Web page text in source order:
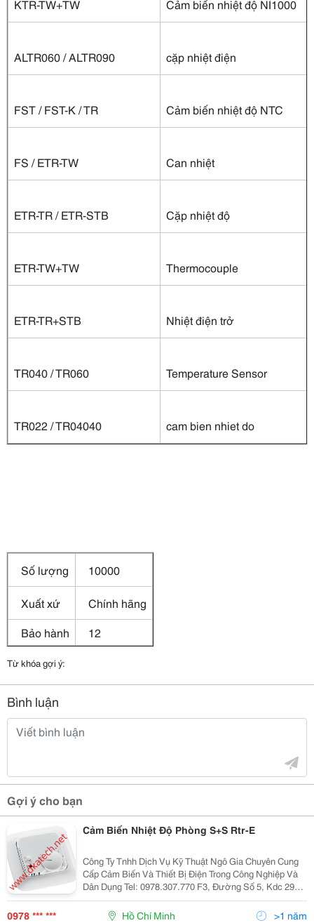
KTR-TW+TW Cảm biến nhiệt độ NI1000
ALTR060 / ALTR090 cặp nhiệt điện
FST / FST-K / TR Cảm biến nhiệt độ NTC
FS / ETR-TW Can nhiệt
ETR-TR / ETR-STB Cặp nhiệt độ
ETR-TW+TW Thermocouple
ETR-TR+STB Nhiệt điện trở
TR040 / TR060 Temperature Sensor
TR022 / TR04040 cam bien nhiet do
Số lượng 10000
Xuất xứ
Chính hãng
Bảo hành
12
Từ khóa gợi ý:
Bình luận
Gợi ý cho bạn
Cảm Biến Nhiệt Độ Phòng S+S Rtr-E
Công Ty Tnhh Dịch Vụ Kỹ Thuật Ngô Gia Chuyên Cung
Cấp Cảm Biến Và Thiết Bị Điện Trong Công Nghiệp Và
Dân Dụng Tel: 0978.307.770 F3, Đường Số 5, Kdc 295
Tân Kỳ Tân Quý, Phường Tân Sơn Nhì, Quận Tân Phú,
Tphcm Website: Https://Vatgia.com/Ctyngo...
0978 *** *** Hồ Chí Minh >1 năm